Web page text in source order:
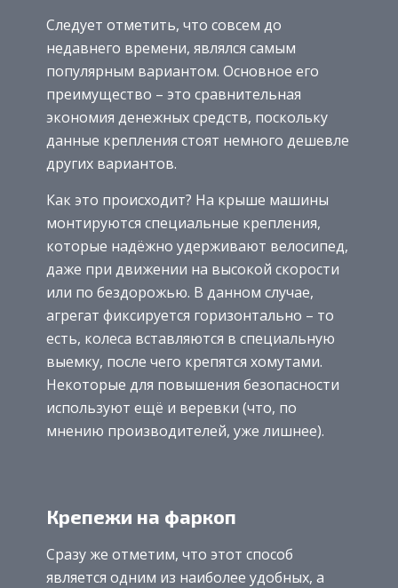
Следует отметить, что совсем до
недавнего времени, являлся самым
популярным вариантом. Основное его
преимущество – это сравнительная
экономия денежных средств, поскольку
данные крепления стоят немного дешевле
других вариантов.
Как это происходит? На крыше машины
монтируются специальные крепления,
которые надёжно удерживают велосипед,
даже при движении на высокой скорости
или по бездорожью. В данном случае,
агрегат фиксируется горизонтально – то
есть, колеса вставляются в специальную
выемку, после чего крепятся хомутами.
Некоторые для повышения безопасности
используют ещё и веревки (что, по
мнению производителей, уже лишнее).
Крепежи на фаркоп
Сразу же отметим, что этот способ
является одним из наиболее удобных, а